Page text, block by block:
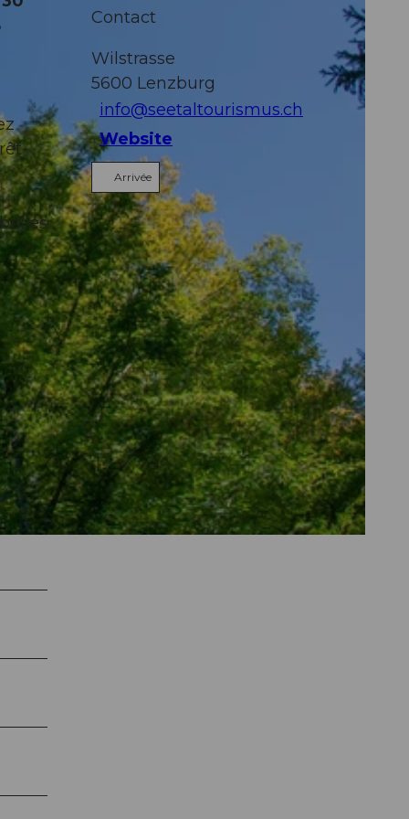
Contact
Wilstrasse
5600 Lenzburg
info@seetaltourismus.ch
Website
Arrivée